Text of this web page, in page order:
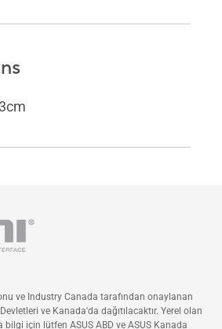
ve Industry Canada tarafından onaylanan
ve Kanada'da dağıtılacaktır. Yerel olan
bilgi için lütfen ASUS ABD ve ASUS Kanada